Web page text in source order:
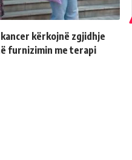
kërkojnë zgjidhje
furnizimin me terapi